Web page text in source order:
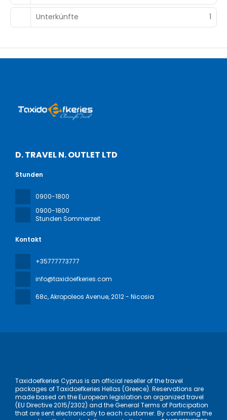
Unterkünfte 1
D. TRAVEL N. OUTLET LTD
Kontakt
+35777773777
info@taxidoefkeries.com
68c, Akropoleos Avenue, 2012 - Nicosia
Stunden
0900-1800
0900-1800
Stunden Sommerzeit
Taxidoefkeries Cyprus is an official reseller of the travel
packages of Taxidoefkeries Hellas (Greece). Reservations are
made based on the European legislation on organized travel
(EU Directive 2015/2302) and the General Terms of Participation
that are sent electronically to each customer. By confirming the